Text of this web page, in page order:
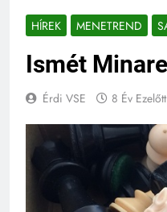
HÍREK MENETREND
Ismét
Érdi VSE 8 Év Ezelőtt